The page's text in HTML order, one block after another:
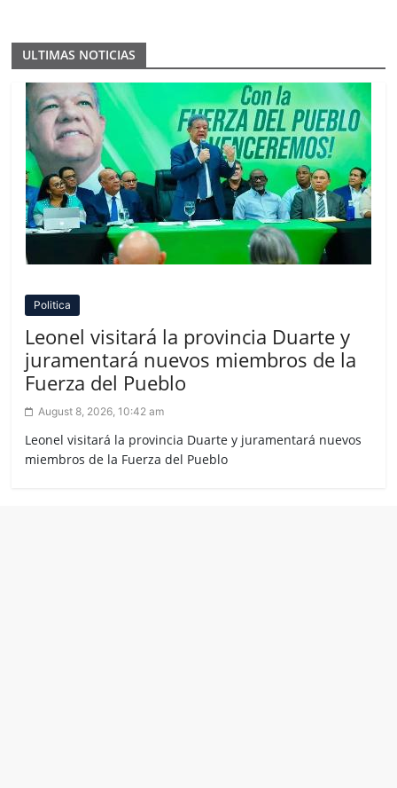
ULTIMAS NOTICIAS
Politica
Leonel visitará la provincia Duarte y
juramentará nuevos miembros de la
Fuerza del Pueblo
August 8, 2026, 10:42 am
Leonel visitará la provincia Duarte y juramentará nuevos
miembros de la Fuerza del Pueblo